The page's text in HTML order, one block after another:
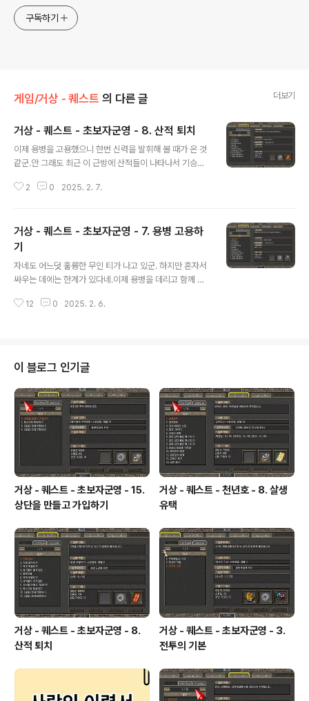
구독하기
게임/거상 - 퀘스트 의 다른 글 더보기
거상 - 퀘스트 - 초보자군영 - 8. 산적 퇴치
이제 용병을 고용했으니 한번 신력을 발휘해 볼 때가 온 것
같군.안 그래도 최근 이 근방에 산적들이 나타나서 기승을
떻겠나?산적은 여기서 북쪽으로 그리 멀지 않은 곳에 있네.
돌아옵니다.수행 조건(용병 고용하기) 수행완료, 레벨 8임
무수행원훈련도감에 위치임무 목표산적 : 0 / 20보상 경험
치 800,000신용도 100상단 기여도 10퀘스트 진행 순서
및 NPC 위치1. 맵 2시로 이동 (아래 퀘스트 몹 위치 확인)
귀환4. 교관_한일에게 퀘스트 보고 퀘스트 산적 퇴치오오,
2 0 2025. 2. 7.
거상 - 퀘스트 - 초보자군영 - 7. 용병 고용하
기
자네도 어느덧 훌륭한 무인 티가 나고 있군. 하지만 혼자서
싸우는 데에는 한계가 있다네.이제 용병을 데리고 함께 싸
까지의 용병을 고용하여 전장에 참여할 수 있지. 이 11명의
본 사람은 일본 용병만 고용할 수 있다네. 다만 거래를 통해
다른 국적의 용병도 보유할 수 있으니 참고하게나. 자 그러
면 자네 국적의 훈련소에 들어가서 마을에 드는 용병을 3
명 이상 고용해 보게나.아래쪽에 있는 [이동 NPC]에게서
자네가 속한 국적으로 통하는 지름길을 이용할 수 있을 걸
세.퀘스트 - 용병 고용..
12 0 2025. 2. 6.
이 블로그 인기글
거상 - 퀘스트 - 초보자군영 - 15.
상단을 만들고 가입하기
거상 - 퀘스트 - 천년호 - 8. 살생
유택
거상 - 퀘스트 - 초보자군영 - 8.
산적 퇴치
거상 - 퀘스트 - 초보자군영 - 3.
전투의 기본